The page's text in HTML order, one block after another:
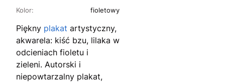
Kolor: fioletowy
Piękny plakat artystyczny,
akwarela: kiść bzu, lilaka w
odcieniach fioletu i
zieleni. Autorski i
niepowtarzalny plakat,